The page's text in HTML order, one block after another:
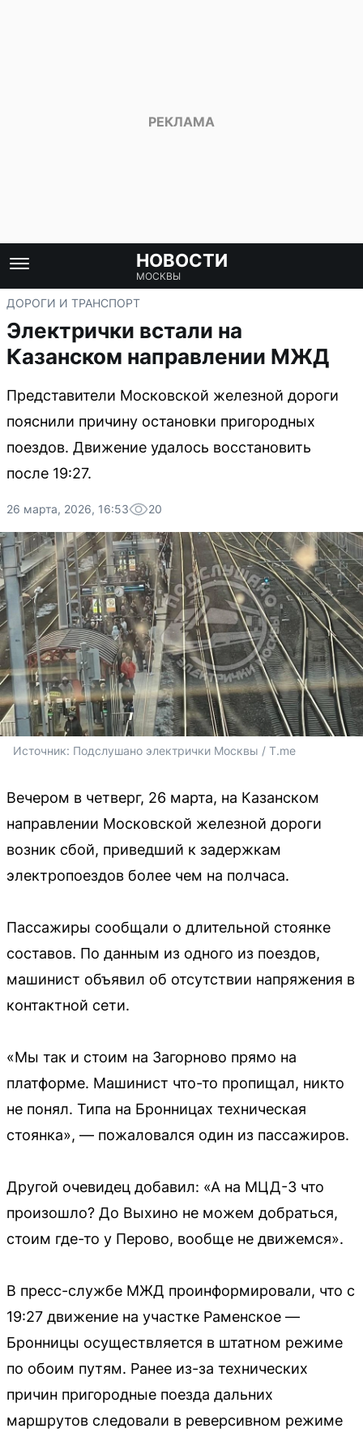
НОВОСТИ
МОСКВЫ
ДОРОГИ И ТРАНСПОРТ
Электрички встали на
Казанском направлении МЖД
Представители Московской железной дороги
пояснили причину остановки пригородных
поездов. Движение удалось восстановить
после 19:27.
26 марта, 2026, 16:53 20
Источник: Подслушано электрички Москвы / T.me
Вечером в четверг, 26 марта, на Казанском
направлении Московской железной дороги
возник сбой, приведший к задержкам
электропоездов более чем на полчаса.
Пассажиры сообщали о длительной стоянке
составов. По данным из одного из поездов,
машинист объявил об отсутствии напряжения в
контактной сети.
«Мы так и стоим на Загорново прямо на
платформе. Машинист что-то пропищал, никто
не понял. Типа на Бронницах техническая
стоянка», — пожаловался один из пассажиров.
Другой очевидец добавил: «А на МЦД-3 что
произошло? До Выхино не можем добраться,
стоим где-то у Перово, вообще не движемся».
В пресс-службе МЖД проинформировали, что с
19:27 движение на участке Раменское —
Бронницы осуществляется в штатном режиме
по обоим путям. Ранее из-за технических
причин пригородные поезда дальних
маршрутов следовали в реверсивном режиме